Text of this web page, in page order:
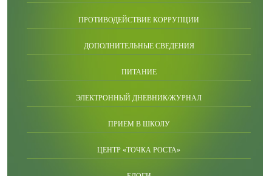
ПРОТИВОДЕЙСТВИЕ КОРРУПЦИИ
ДОПОЛНИТЕЛЬНЫЕ СВЕДЕНИЯ
ПИТАНИЕ
ЭЛЕКТРОННЫЙ ДНЕВНИК/ЖУРНАЛ
ПРИЕМ В ШКОЛУ
ЦЕНТР «ТОЧКА РОСТА»